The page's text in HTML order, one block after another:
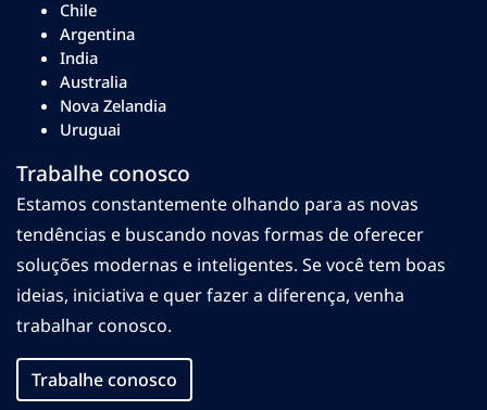
Chile
Argentina
India
Australia
Nova Zelandia
Uruguai
Trabalhe conosco
Estamos constantemente olhando para as novas
tendências e buscando novas formas de oferecer
soluções modernas e inteligentes. Se você tem boas
ideias, iniciativa e quer fazer a diferença, venha
trabalhar conosco.
Trabalhe conosco